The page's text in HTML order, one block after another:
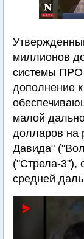
миллионов
системы ПРО
дополнение
малой
долларов на
Давида"
("Стрела-3"),
средней